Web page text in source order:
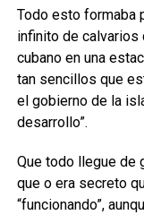
Todo esto formaba
infinito de calvarios
cubano en una
tan sencillos que
el gobierno de la
desarrollo”.
Que todo llegue de
que o era secreto
“funcionando”,